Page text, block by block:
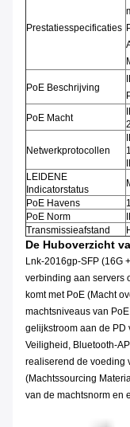
Prestatiesspecificaties
PoE Beschrijving
PoE Macht
Netwerkprotocollen
LEIDENE
Indicatorstatus
PoE Havens
PoE Norm
Transmissieafstand
De Huboverzicht
Lnk-2016gp-SFP (16G
verbinding aan servers
komt met PoE (Macht
machtsniveaus van
gelijkstroom aan de PD
Veiligheid, Bluetooth-
realiserend de voeding
(Machtssourcing
van de machtsnorm en